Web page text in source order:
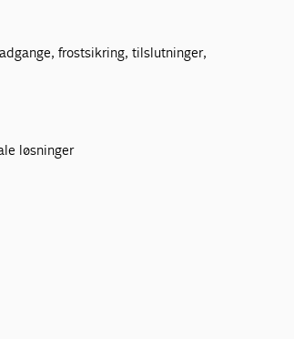
frostsikring, tilslutninger,
løsninger